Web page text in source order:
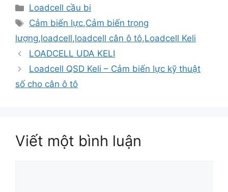
Danh
mục
Loadcell cầu bi
Thẻ
Cảm biến lực,Cảm biến trọng
lượng,loadcell,loadcell cân ô tô,Loadcell Keli
Điều
hướng
viết
LOADCELL UDA KELI
Loadcell QSD Keli – Cảm biến lực kỹ thuật
số cho cân ô tô
Viết một bình luận